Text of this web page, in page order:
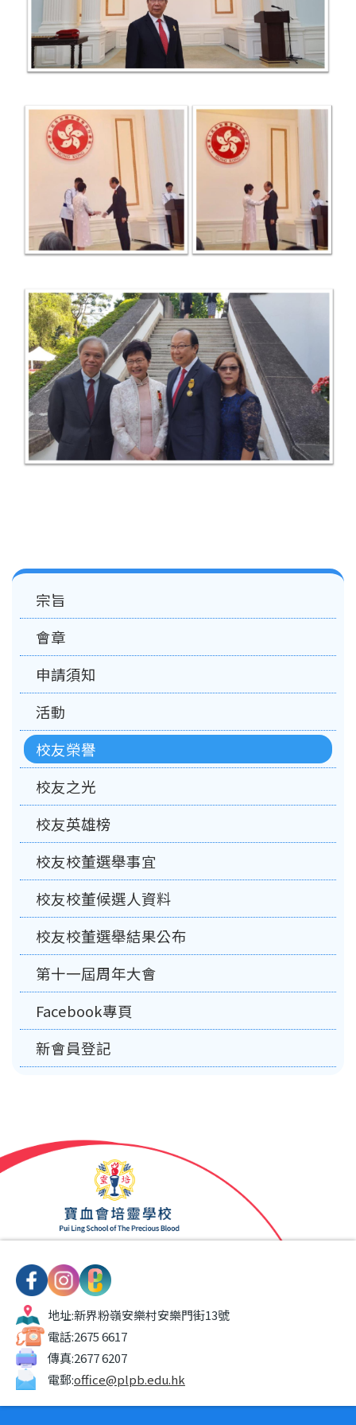
Main
navigation
宗旨
會章
申請須知
活動
校友榮譽
校友之光
校友英雄榜
校友校董選舉事宜
校友校董候選人資料
校友校董選舉結果公布
第十一屆周年大會
Facebook專頁
新會員登記
地址:新界粉嶺安樂村安樂門街13號
電話:2675 6617
傳真:2677 6207
電郵:office@plpb.edu.hk